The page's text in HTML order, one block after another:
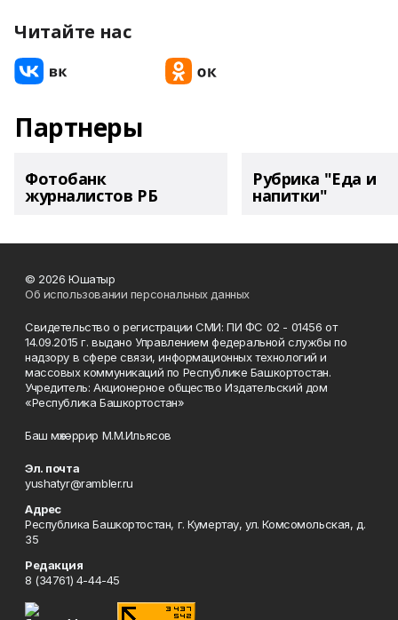
Читайте нас
Партнеры
Фотобанк
журналистов РБ
Рубрика "Еда и
напитки"
© 2026 Юшатыр
Об использовании персональных данных
Свидетельство о регистрации СМИ: ПИ ФС 02 - 01456 от
14.09.2015 г. выдано Управлением федеральной службы по
надзору в сфере связи, информационных технологий и
массовых коммуникаций по Республике Башкортостан.
Учредитель: Акционерное общество Издательский дом
«Республика Башкортостан»
Баш мөхәррир М.М.Ильясов
Эл. почта
yushatyr@rambler.ru
Адрес
Республика Башкортостан, г. Кумертау, ул. Комсомольская, д.
35
Редакция
8 (34761) 4-44-45